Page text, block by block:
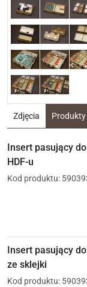
Zdjęcia Produkty
Insert pasujący
HDF-u
Kod produktu:
Insert pasujący
ze sklejki
Kod produktu: